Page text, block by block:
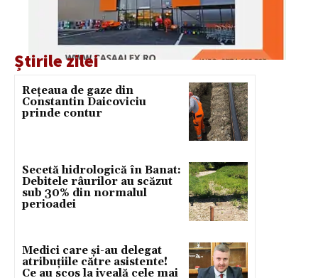
Știrile zilei
Rețeaua de gaze din
Constantin Daicoviciu
prinde contur
Secetă hidrologică în Banat:
Debitele râurilor au scăzut
sub 30% din normalul
perioadei
Medici care și-au delegat
atribuțiile către asistente!
Ce au scos la iveală cele mai